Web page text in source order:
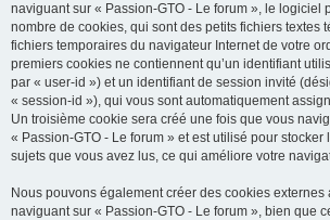
naviguant sur « Passion-GTO - Le forum », le logiciel
nombre de cookies, qui sont des petits fichiers textes
fichiers temporaires du navigateur Internet de votre
premiers cookies ne contiennent qu’un identifiant
par « user-id ») et un identifiant de session invité
« session-id »), qui vous sont automatiquement
Un troisième cookie sera créé une fois que vous
« Passion-GTO - Le forum » et est utilisé pour stocker
sujets que vous avez lus, ce qui améliore votre
Nous pouvons également créer des cookies
naviguant sur « Passion-GTO - Le forum », bien que